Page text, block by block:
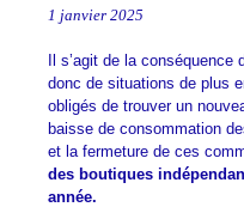
1 janvier 2025
Il s’agit de la
donc de situations de plus
obligés de trouver un
baisse de consommation
et la fermeture de ces
des boutiques
année.